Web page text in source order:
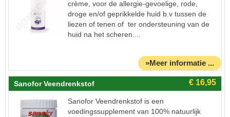
crème, voor de allergie-gevoelige, rode,
droge en/of geprikkelde huid b.v tussen de
liezen of tenen of ter ondersteuning van de
huid na het scheren....
»Meer informatie ...
Sanofor Veendrenkstof
Sanofor Veendrenkstof is een
voedingssupplement van 100% natuurlijk